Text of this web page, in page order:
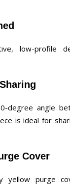
low-profile
degree angle
is ideal for
Cover
yellow purge